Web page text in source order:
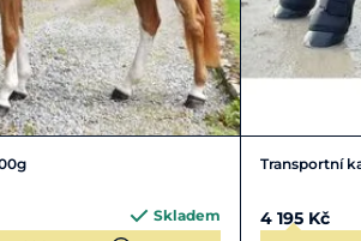
Skladem
Transportní
4 195 Kč